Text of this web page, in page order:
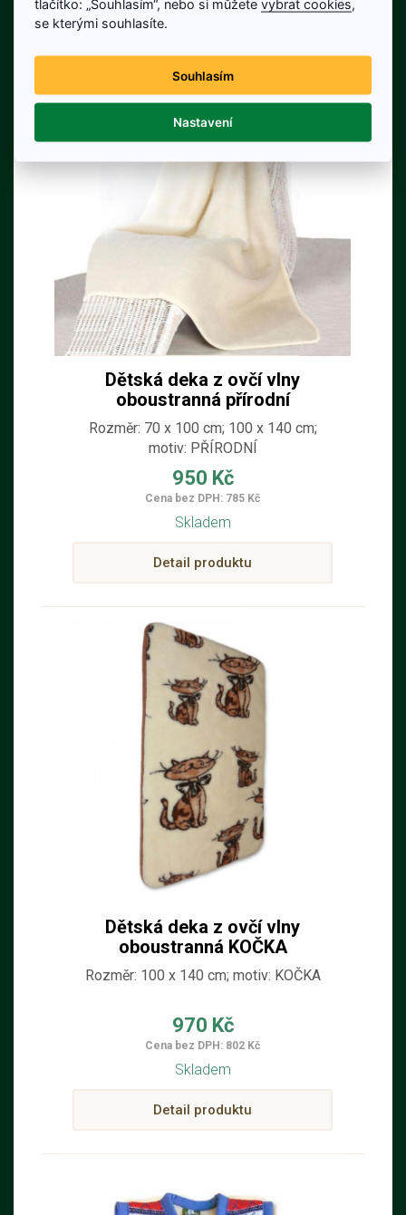
Detail produktu
Dětská deka z ovčí vlny
oboustranná přírodní
Rozměr: 70 x 100 cm; 100 x 140 cm;
motiv: PŘÍRODNÍ
950 Kč
Cena bez DPH: 785 Kč
Skladem
Detail produktu
Dětská deka z ovčí vlny
oboustranná KOČKA
Rozměr: 100 x 140 cm; motiv: KOČKA
970 Kč
Cena bez DPH: 802 Kč
Skladem
Detail produktu
tlačítko: „Souhlasím“, nebo si můžetevybrat cookies,
se kterými souhlasíte.
Souhlasím
Nastavení